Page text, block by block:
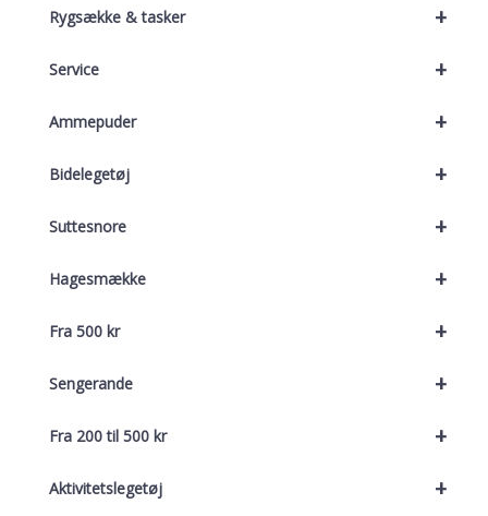
+
Rygsække & tasker
+
Service
+
Ammepuder
+
Bidelegetøj
+
Suttesnore
+
Hagesmække
+
Fra 500 kr
+
Sengerande
+
Fra 200 til 500 kr
+
Aktivitetslegetøj